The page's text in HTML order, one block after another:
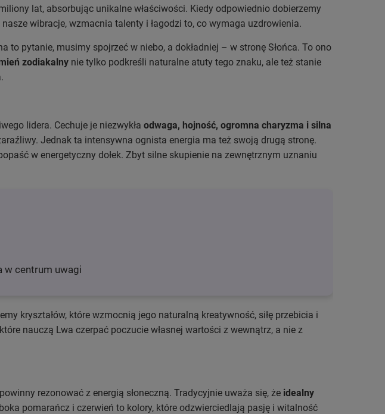
lat, absorbując unikalne właściwości. Kiedy odpowiednio dobierzemy
wibracje, wzmacnia talenty i łagodzi to, co wymaga uzdrowienia.
pytanie, musimy spojrzeć w niebo, a dokładniej – w stronę Słońca. To ono
zodiakalny nie tylko podkreśli naturalne atuty tego znaku, ale też stanie
lidera. Cechuje je niezwykła odwaga, hojność, ogromna charyzma i silna
Jednak ta intensywna ognista energia ma też swoją drugą stronę.
w energetyczny dołek. Zbyt silne skupienie na zewnętrznym uznaniu
w centrum uwagi
kryształów, które wzmocnią jego naturalną kreatywność, siłę przebicia i
nauczą Lwa czerpać poczucie własnej wartości z wewnątrz, a nie z
rezonować z energią słoneczną. Tradycyjnie uważa się, że idealny
pomarańcz i czerwień to kolory, które odzwierciedlają pasję i witalność